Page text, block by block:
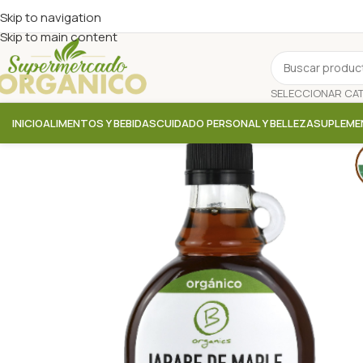
Skip to navigation
Skip to main content
INICIOALIMENTOS Y BEBIDASCUIDADO PERSONAL Y BELLEZA